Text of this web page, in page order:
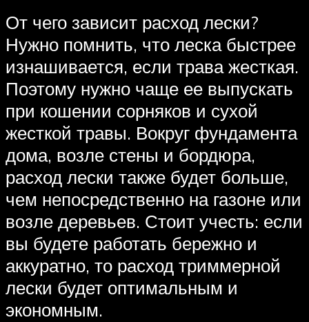
От чего зависит расход лески?
Нужно помнить, что леска быстрее
изнашивается, если трава жесткая.
Поэтому нужно чаще ее выпускать
при кошении сорняков и сухой
жесткой травы. Вокруг фундамента
дома, возле стены и бордюра,
расход лески также будет больше,
чем непосредственно на газоне или
возле деревьев. Стоит учесть: если
вы будете работать бережно и
аккуратно, то расход триммерной
лески будет оптимальным и
экономным.